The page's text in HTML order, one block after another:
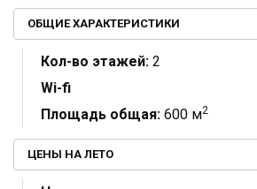
ОБЩИЕ ХАРАКТЕРИСТИКИ
Кол-во этажей: 2
Wi-fi
Площадь общая: 600 м2
ЦЕНЫ НА ЛЕТО